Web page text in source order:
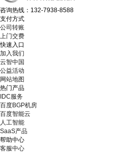
咨询热线：132-7938-8588
支付方式
公司转账
上门交费
快速入口
加入我们
云智中国
公益活动
网站地图
热门产品
IDC服务
百度BGP机房
百度智能云
人工智能
SaaS产品
帮助中心
客服中心